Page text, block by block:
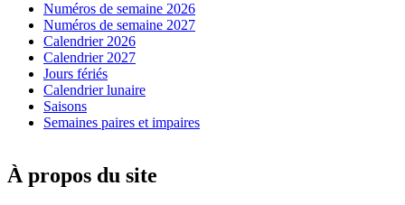
Numéros de semaine 2026
Numéros de semaine 2027
Calendrier 2026
Calendrier 2027
Jours fériés
Calendrier lunaire
Saisons
Semaines paires et impaires
À propos du site